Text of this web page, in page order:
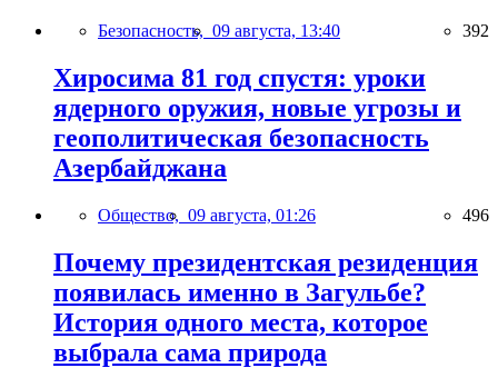
Безопасность, 09 августа, 13:40 392
Хиросима 81 год спустя: уроки
ядерного оружия, новые угрозы и
геополитическая безопасность
Азербайджана
Общество, 09 августа, 01:26 496
Почему президентская резиденция
появилась именно в Загульбе?
История одного места, которое
выбрала сама природа